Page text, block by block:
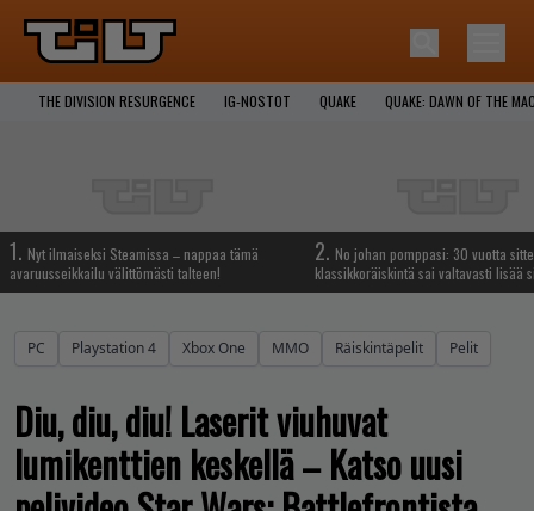
THE DIVISION RESURGENCE IG-NOSTOT QUAKE QUAKE: DAWN OF THE
1. Nyt ilmaiseksi Steamissa – nappaa tämä
avaruusseikkailu välittömästi talteen!
2. No johan pomppasi: 30 vuotta
klassikkoräiskintä sai valtavasti lisää
PC Playstation 4 Xbox One MMO Räiskintäpelit Pelit
Diu, diu, diu! Laserit viuhuvat
lumikenttien keskellä – Katso uusi